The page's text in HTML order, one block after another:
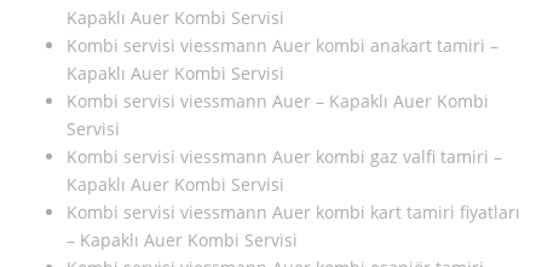
Kapaklı Auer Kombi Servisi
Kombi servisi viessmann Auer kombi anakart tamiri –
Kapaklı Auer Kombi Servisi
Kombi servisi viessmann Auer – Kapaklı Auer Kombi
Servisi
Kombi servisi viessmann Auer kombi gaz valfi tamiri –
Kapaklı Auer Kombi Servisi
Kombi servisi viessmann Auer kombi kart tamiri fiyatları
– Kapaklı Auer Kombi Servisi